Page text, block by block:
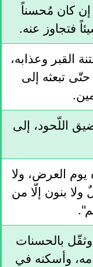
كان مُحسناً
فتجاوز عنه.
القبر وعذابه،
تبعثه إلى
اللّحود، إلى
العرض، ولا
ولا بنون إلّا من
بالحسنات
وأسكنه في